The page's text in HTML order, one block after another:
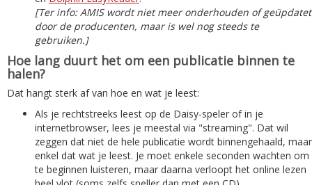
[Ter info: AMIS wordt niet meer onderhouden of geüpdatet
door de producenten, maar is wel nog steeds te
gebruiken.]
Hoe lang duurt het om een publicatie binnen te
halen?
Dat hangt sterk af van hoe en wat je leest:
Als je rechtstreeks leest op de Daisy-speler of in je
internetbrowser, lees je meestal via "streaming". Dat wil
zeggen dat niet de hele publicatie wordt binnengehaald, maar
enkel dat wat je leest. Je moet enkele seconden wachten om
te beginnen luisteren, maar daarna verloopt het online lezen